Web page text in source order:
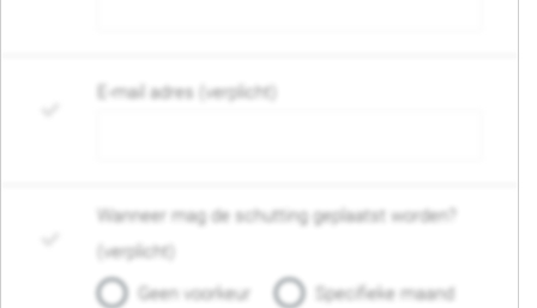
E-mail adres (verplicht)
Wanneer mag de schutting geplaatst worden?
(verplicht)
Geen voorkeur
Specifieke maand